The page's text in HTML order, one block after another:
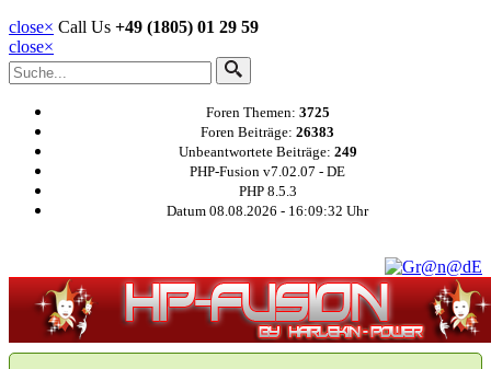
close× Call Us +49 (1805) 01 29 59
close×
Foren Themen: 3725
Foren Beiträge: 26383
Unbeantwortete Beiträge: 249
PHP-Fusion v7.02.07 - DE
PHP 8.5.3
Datum 08.08.2026 - 16:09:32 Uhr